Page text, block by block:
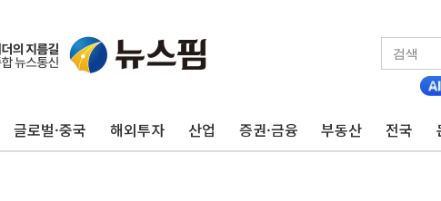
글로벌·중국 해외투자 산업 증권·금융 부동산 전국
트럼프, '원정출산 시민권 차단' 행정명령 서명…출생시민권 제
트럼프 "이란전 조만간 끝날 것"…군수품 부족설 일축 "막대한
"세금 부담 덜자"…비거주 1주택자 귀환 조짐에 전월세시장 '
세금 부담 커진 고가 1주택자…맞교환·재매수·다운사이징 '저